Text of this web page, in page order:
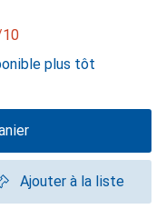
10
plus tôt
Ajouter à la liste